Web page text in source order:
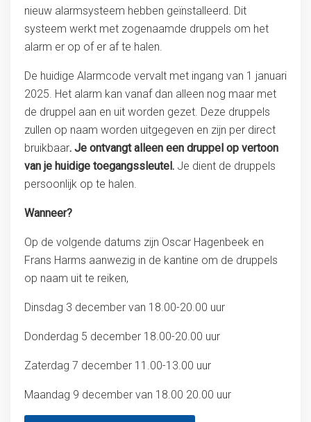
nieuw alarmsysteem hebben geïnstalleerd. Dit
systeem werkt met zogenaamde druppels om het
alarm er op of er af te halen.
De huidige Alarmcode vervalt met ingang van 1 januari
2025. Het alarm kan vanaf dan alleen nog maar met
de druppel aan en uit worden gezet. Deze druppels
zullen op naam worden uitgegeven en zijn per direct
bruikbaar. Je ontvangt alleen een druppel op vertoon
van je huidige toegangssleutel.Je dient de druppels
persoonlijk op te halen.
Wanneer?
Op de volgende datums zijn Oscar Hagenbeek en
Frans Harms aanwezig in de kantine om de druppels
op naam uit te reiken,
Dinsdag 3 december van 18.00-20.00 uur
Donderdag 5 december 18.00-20.00 uur
Zaterdag 7 december 11.00-13.00 uur
Maandag 9 december van 18.00 20.00 uur